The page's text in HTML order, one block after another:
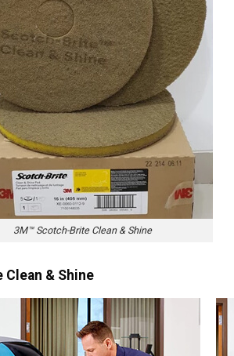
3M™ Scotch-Brite Clean & Shine
Clean & Shine